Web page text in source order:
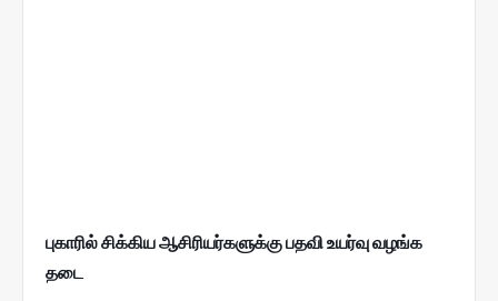
புகாரில் சிக்கிய ஆசிரியர்களுக்கு பதவி உயர்வு வழங்க
தடை